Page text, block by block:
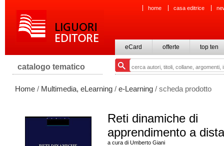
home casa editrice
eCard offerte top ten
catalogo tematico
Home / Multimedia, eLearning / e-Learning / scheda prodotto
Reti dinamiche di
apprendimento a
a cura di Umberto Giani